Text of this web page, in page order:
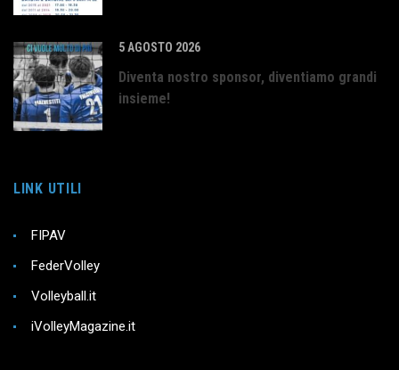
5 AGOSTO 2026
Diventa nostro sponsor, diventiamo grandi
insieme!
LINK UTILI
FIPAV
FederVolley
Volleyball.it
iVolleyMagazine.it